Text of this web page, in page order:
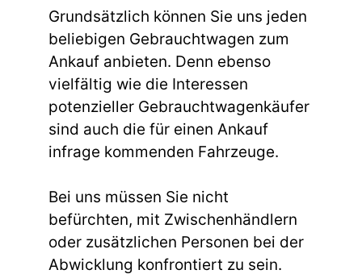
Grundsätzlich können Sie uns jeden
beliebigen Gebrauchtwagen zum
Ankauf anbieten. Denn ebenso
vielfältig wie die Interessen
potenzieller Gebrauchtwagenkäufer
sind auch die für einen Ankauf
infrage kommenden Fahrzeuge.
Bei uns müssen Sie nicht
befürchten, mit Zwischenhändlern
oder zusätzlichen Personen bei der
Abwicklung konfrontiert zu sein.